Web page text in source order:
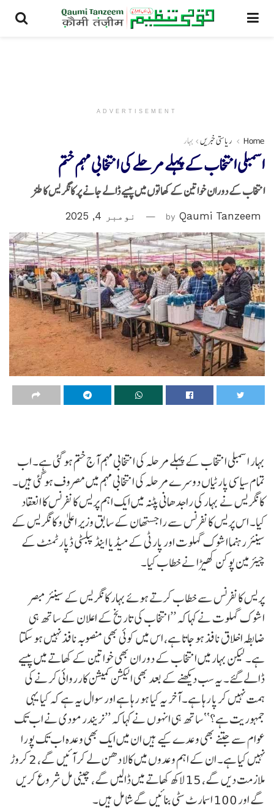
ADVERTISEMENT
Home ریاستی خبریں بہار
اسمبلی انتخاب کے پہلے مرحلے کی انتخابی مہم ختم
انتخاب کے دوران خواتین کے کھاتوں میں پیسے ڈالے جانے پر کانگریس کا طنز
by Qaumi Tanzeem نومبر 4, 2025
بہار اسمبلی انتخاب کے پہلے مرحلہ کی انتخابی مہم آج ختم ہو گئی ہے۔ اب
تمام سیاسی پارٹیاں دوسرے مرحلہ کی انتخابی مہم میں مصروف ہو گئی ہیں۔
کانگریس نے بہار کی راجدھانی پٹنہ میں ایک اہم پریس کانفرنس کا انعقاد
کیا۔ اس پریس کانفرنس سے راجستھان کے سابق وزیر اعلیٰ و کانگریس کے
سینئر رہنما اشوک گہلوت اور پارٹی کے میڈیا اینڈ پبلسٹی ڈپارٹمنٹ کے
چیئرمین پوکن کھیڑا نے خطاب کیا۔
پریس کانفرنس سے خطاب کرتے ہوئے بہار کانگریس کے سینئر مبصر
اشوک گہلوت نے کہا کہ ’’انتخاب کی تاریخ کے اعلان کے ساتھ ہی
ضابطہ اخلاق نافذ ہو جاتا ہے، اس میں کوئی بھی منصوبہ نافذ نہیں ہو سکتا
ہے۔ لیکن بہار میں انتخاب کے دوران بھی خواتین کے کھاتے میں پیسے
ڈالے گئے۔ یہ سب دیکھنے کے بعد بھی الیکشن کمیشن کارروائی کرنے کی
ہمت نہیں کر پا رہا ہے۔ آخر یہ کیا ہو رہا ہے اور سوال یہ ہے کہ کیا یہی
جمہوریت ہے؟‘‘ ساتھ ہی انہوں نے کہا کہ ’’نریندر مودی نے اب تک
عوام سے جتنے بھی وعدے کیے ہیں ان میں ایک بھی وعدہ اب تک پورا
نہیں کیا ہے۔ ان کے اہم وعدوں میں کالا دھن لے کر آئیں گے، 2 کروڑ
ملازمت دیں گے، 15 لاکھ کھاتے میں ڈالیں گے، چینی مل شروع کریں
گے اور 100 اسمارٹ سٹی بنائیں گے شامل ہیں۔